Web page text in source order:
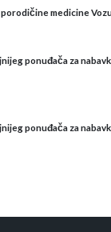
medicine
ponuđača za
ponuđača za